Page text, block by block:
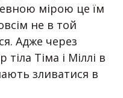
мірою це їм
не в той
Адже через
Тіма і Міллі в
зливатися в